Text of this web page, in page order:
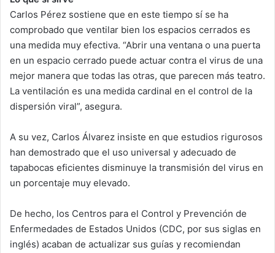
Carlos Pérez sostiene que en este tiempo sí se ha
comprobado que ventilar bien los espacios cerrados es
una medida muy efectiva. “Abrir una ventana o una puerta
en un espacio cerrado puede actuar contra el virus de una
mejor manera que todas las otras, que parecen más teatro.
La ventilación es una medida cardinal en el control de la
dispersión viral”, asegura.
A su vez, Carlos Álvarez insiste en que estudios rigurosos
han demostrado que el uso universal y adecuado de
tapabocas eficientes disminuye la transmisión del virus en
un porcentaje muy elevado.
De hecho, los Centros para el Control y Prevención de
Enfermedades de Estados Unidos (CDC, por sus siglas en
inglés) acaban de actualizar sus guías y recomiendan